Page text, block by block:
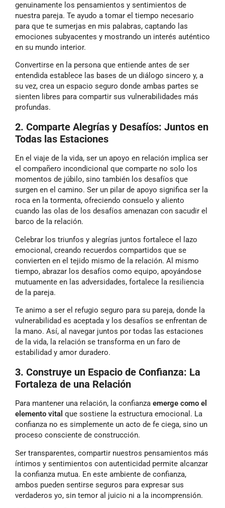
genuinamente los pensamientos y sentimientos de
nuestra pareja. Te ayudo a tomar el tiempo necesario
para que te sumerjas en mis palabras, captando las
emociones subyacentes y mostrando un interés auténtico
en su mundo interior.
Convertirse en la persona que entiende antes de ser
entendida establece las bases de un diálogo sincero y, a
su vez, crea un espacio seguro donde ambas partes se
sienten libres para compartir sus vulnerabilidades más
profundas.
2. Comparte Alegrías y Desafíos: Juntos en
Todas las Estaciones
En el viaje de la vida, ser un apoyo en relación implica ser
el compañero incondicional que comparte no solo los
momentos de júbilo, sino también los desafíos que
surgen en el camino. Ser un pilar de apoyo significa ser la
roca en la tormenta, ofreciendo consuelo y aliento
cuando las olas de los desafíos amenazan con sacudir el
barco de la relación.
Celebrar los triunfos y alegrías juntos fortalece el lazo
emocional, creando recuerdos compartidos que se
convierten en el tejido mismo de la relación. Al mismo
tiempo, abrazar los desafíos como equipo, apoyándose
mutuamente en las adversidades, fortalece la resiliencia
de la pareja.
Te animo a ser el refugio seguro para su pareja, donde la
vulnerabilidad es aceptada y los desafíos se enfrentan de
la mano. Así, al navegar juntos por todas las estaciones
de la vida, la relación se transforma en un faro de
estabilidad y amor duradero.
3. Construye un Espacio de Confianza: La
Fortaleza de una Relación
Para mantener una relación, la confianza emerge como el
elemento vital que sostiene la estructura emocional. La
confianza no es simplemente un acto de fe ciega, sino un
proceso consciente de construcción.
Ser transparentes, compartir nuestros pensamientos más
íntimos y sentimientos con autenticidad permite alcanzar
la confianza mutua. En este ambiente de confianza,
ambos pueden sentirse seguros para expresar sus
verdaderos yo, sin temor al juicio ni a la incomprensión.